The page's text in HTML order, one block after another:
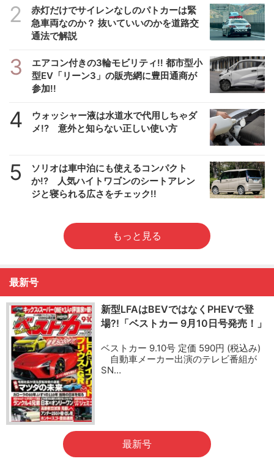
2
赤灯だけでサイレンなしのパトカーは緊
急車両なのか？ 抜いていいのかを道路交
通法で解説
3
エアコン付きの3輪モビリティ!! 都市型小
型EV「リーン3」の販売網に豊田通商が
参加!!
4
ウォッシャー液は水道水で代用しちゃダ
メ!? 意外と知らない正しい使い方
5
ソリオは車中泊にも使えるコンパクト
か!? 人気ハイトワゴンのシートアレン
ジと寝られる広さをチェック!!
もっと見る
最新号
新型LFAはBEVではなくPHEVで登
場?!「ベストカー 9月10日号発売！」
ベストカー 9.10号 定価 590円 (税込み)
自動車メーカー出演のテレビ番組が
SN…
最新号